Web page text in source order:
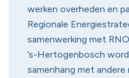
werken overheden en
Regionale
samenwerking met
’s-Hertogenbosch
samenhang met andere